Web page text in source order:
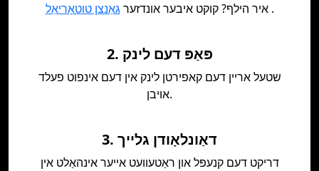
איר הילף? קוקט איבער אונדזערגאַנצן טוטאָריאַל .
2. פּאַפּ דעם לינק
שטעל אריין דעם קאפירטן לינק אין דעם אינפוט פעלד
אויבן.
3. דאַונלאָודן גלייך
דריקט דעם קנעפּל און ראַטעוועט אייער אינהאַלט אין